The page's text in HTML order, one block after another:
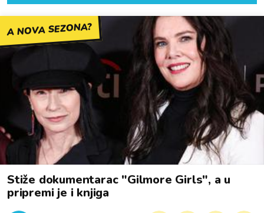
A NOVA SEZONA?
Stiže dokumentarac "Gilmore Girls", a u
pripremi je i knjiga